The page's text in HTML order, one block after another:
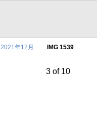
2021年12月 IMG 1539
3 of 10